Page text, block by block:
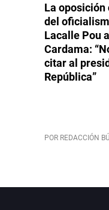
La
del
Lacalle Pou
Cardama:
citar al
República”
POR REDACCIÓN